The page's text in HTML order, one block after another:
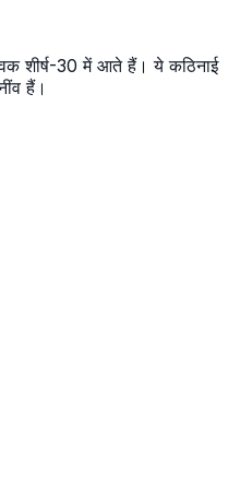
शीर्ष-30 में आते हैं। ये कठिनाई
हैं।